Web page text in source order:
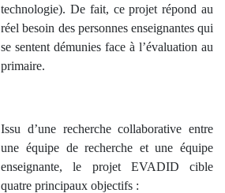
technologie). De fait, ce projet répond au
réel besoin des personnes enseignantes qui
se sentent démunies face à l’évaluation au
primaire.
Issu d’une recherche collaborative entre
une équipe de recherche et une équipe
enseignante, le projet EVADID cible
quatre principaux objectifs :